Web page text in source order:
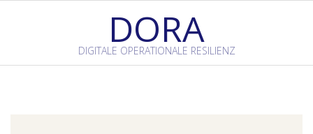
DORA
DIGITALE OPERATIONALE RESILIENZ